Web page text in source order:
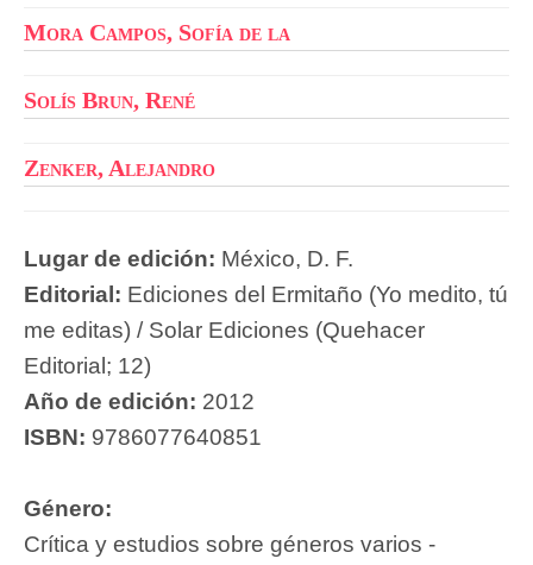
Mora Campos, Sofía de la
Solís Brun, René
Zenker, Alejandro
Lugar de edición: México, D. F.
Editorial: Ediciones del Ermitaño (Yo medito, tú
me editas) / Solar Ediciones (Quehacer
Editorial; 12)
Año de edición: 2012
ISBN: 9786077640851
Género:
Crítica y estudios sobre géneros varios -